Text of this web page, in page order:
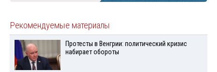
Рекомендуемые материалы
Протесты в Венгрии: политический кризис
набирает обороты